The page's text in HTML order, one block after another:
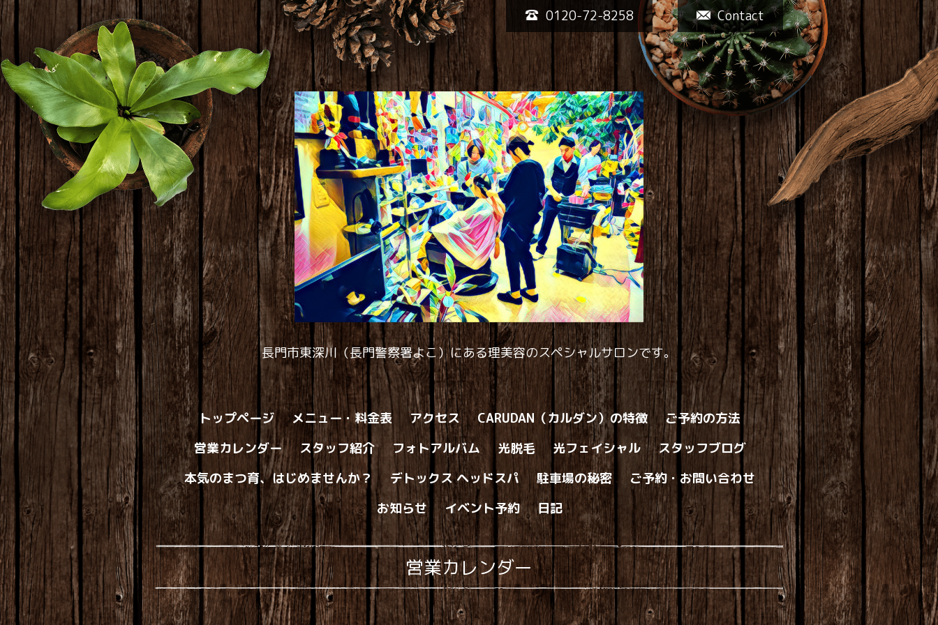
Contact
0120-72-8258
長門市東深川（長門警察署よこ）にある理美容のスペシャルサロンです。
トップページ メニュー・料金表 アクセス CARUDAN（カルダン）の特徴
ご予約の方法
営業カレンダー
スタッフ紹介 フォトアルバム 光脱毛 光フェイシャル
スタッフブログ
本気のまつ育、はじめませんか？
デトックス ヘッドスパ 駐車場の秘密
ご予約・お問い合わせ
お知らせ
イベント予約 日記
営業カレンダー